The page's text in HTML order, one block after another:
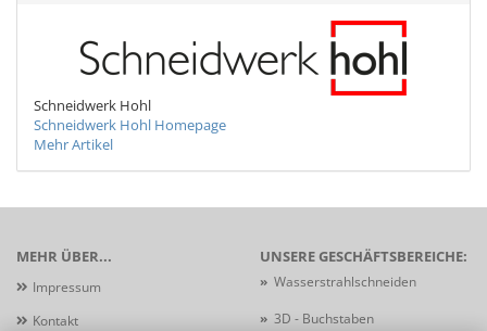
Schneidwerk Hohl
Schneidwerk Hohl Homepage
Mehr Artikel
MEHR ÜBER...
Impressum
Kontakt
UNSERE GESCHÄFTSBEREICHE:
» Wasserstrahlschneiden
» 3D - Buchstaben